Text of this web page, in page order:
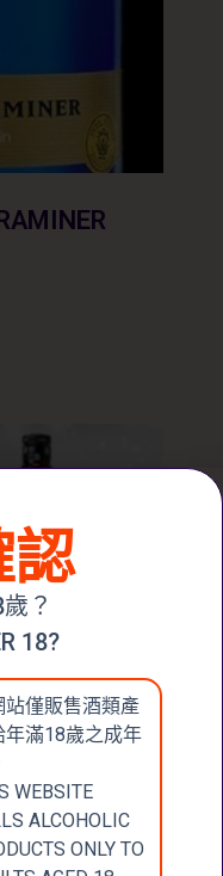
認
？
18?
站僅販售酒類產
年滿18歲之成年
WEBSITE
ALCOHOLIC
ONLY TO